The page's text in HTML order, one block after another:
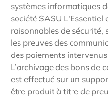
systèmes informatiques
société SASU L'Essentiel
raisonnables de sécurité,
les preuves des
des paiements
L’archivage des bons de
est effectué sur un
être produit à titre de